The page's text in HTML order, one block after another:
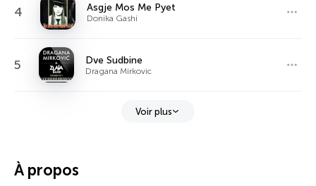
4 Asgje Mos Me Pyet
Donika Gashi
5 Dve Sudbine
Dragana Mirkovic
Voir plus
À propos